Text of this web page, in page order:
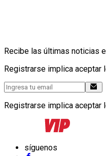
Recibe las últimas noticias
Registrarse implica aceptar
Registrarse implica aceptar
síguenos